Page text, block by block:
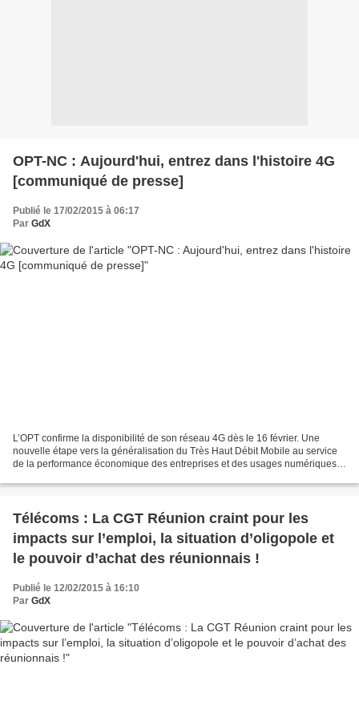
OPT-NC : Aujourd'hui, entrez dans l'histoire 4G
[communiqué de presse]
Publié le 17/02/2015 à 06:17
Par GdX
L’OPT confirme la disponibilité de son réseau 4G dès le 16 février. Une
nouvelle étape vers la généralisation du Très Haut Débit Mobile au service
de la performance économique des entreprises et des usages numériques
Télécoms : La CGT Réunion craint pour les
impacts sur l’emploi, la situation d’oligopole et
le pouvoir d’achat des réunionnais !
Publié le 12/02/2015 à 16:10
Par GdX